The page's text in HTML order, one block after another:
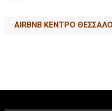
AIRBNB ΚΕΝΤΡΟ